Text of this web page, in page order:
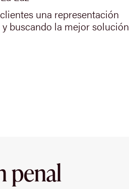
una representación
buscando la mejor solución
penal